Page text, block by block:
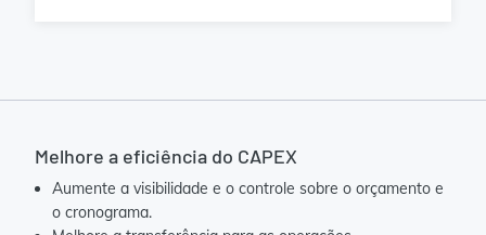
Melhore a eficiência do CAPEX
Aumente a visibilidade e o controle sobre o orçamento e
o cronograma.